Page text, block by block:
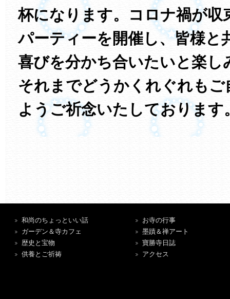
杯になります。コロナ禍が収
パーティーを開催し、皆様と
喜びを分かち合いたいと楽し
それまでどうかくれぐれも
ようご祈念いたしております
和尚のちょっといい話
ガーデン＆寺カフェ
歴史と宝物
供養とご祈祷
お寺の行事
墨蹟＆禅アート
寶勝寺日誌
アクセス